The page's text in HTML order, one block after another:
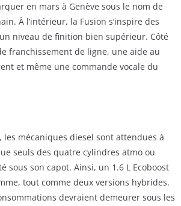
en mars à Genève sous le nom de
À l’intérieur, la Fusion s’inspire des
niveau de finition bien supérieur. Côté
franchissement de ligne, une aide au
et même une commande vocale du
les mécaniques diesel sont attendues à
seuls des quatre cylindres atmo ou
son capot. Ainsi, un 1.6 L Ecoboost
tout comme deux versions hybrides.
devraient demeurer sous les